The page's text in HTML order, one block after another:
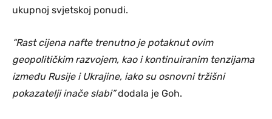
ukupnoj svjetskoj ponudi.
“Rast cijena nafte trenutno je potaknut ovim
geopolitičkim razvojem, kao i kontinuiranim tenzijama
između Rusije i Ukrajine, iako su osnovni tržišni
pokazatelji inače slabi”dodala je Goh.